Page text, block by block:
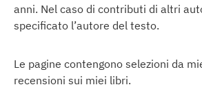
anni. Nel caso di contributi di altri
specificato l’autore del testo.
Le pagine contengono selezioni da
recensioni sui miei libri.